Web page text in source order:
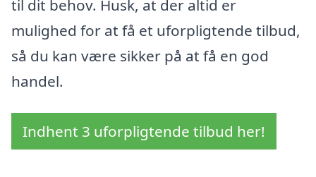
til dit behov. Husk, at der altid er
mulighed for at få et uforpligtende tilbud,
så du kan være sikker på at få en god
handel.
Indhent 3 uforpligtende tilbud her!